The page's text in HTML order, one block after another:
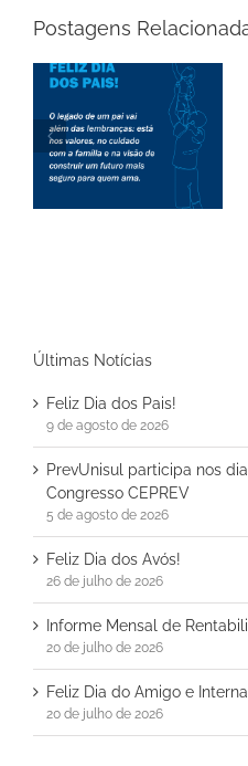
Postagens
PrevUnisul participa
nos dias 13 e 14/08 do
4º Congresso
CEPREV
Últimas Notícias
Feliz Dia dos Pais!
9 de agosto de 2026
PrevUnisul participa nos
Congresso CEPREV
5 de agosto de 2026
Feliz Dia dos Avós!
26 de julho de 2026
Informe Mensal de
20 de julho de 2026
Feliz Dia do Amigo e
20 de julho de 2026